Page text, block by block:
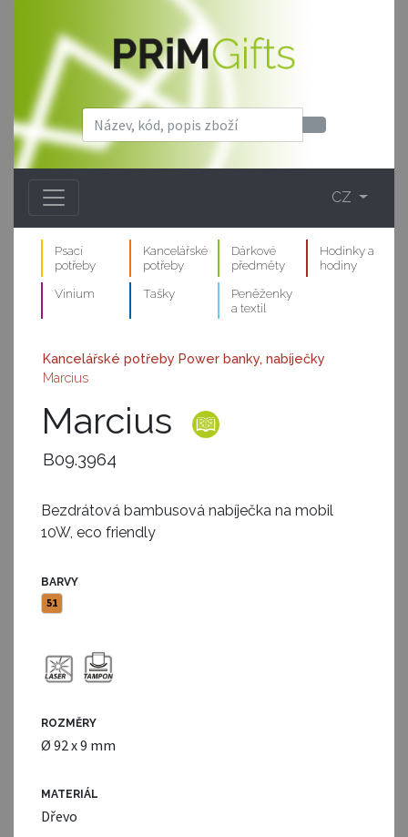
CZ
Psací
potřeby
Kancelářské
potřeby
Dárkové
předměty
Hodinky a
hodiny
Vinium
Tašky
Peněženky
a textil
Kancelářské potřeby Power banky, nabíječky
Marcius
Marcius
B09.3964
Bezdrátová bambusová nabíječka na mobil
10W, eco friendly
BARVY
51
ROZMĚRY
Ø 92 x 9 mm
MATERIÁL
Dřevo